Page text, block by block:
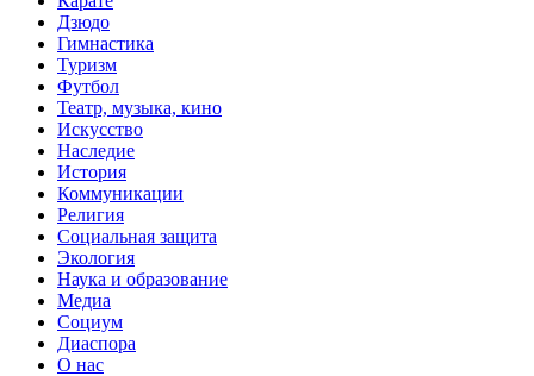
Дзюдо
Гимнастика
Туризм
Футбол
Театр, музыка, кино
Искусство
Наследие
История
Коммуникации
Религия
Социальная защита
Экология
Наука и образование
Медиа
Социум
Диаспора
О нас